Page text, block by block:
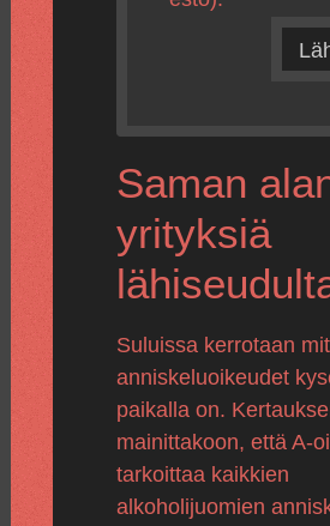
Saman
yrityksiä
Suluissa kerrotaan
anniskeluoikeudet
paikalla on.
mainittakoon, että A-
tarkoittaa kaikkien
alkoholijuomien